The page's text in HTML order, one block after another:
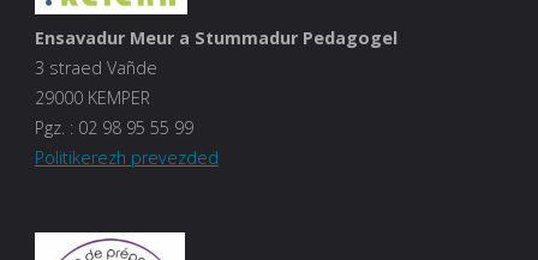
Ensavadur Meur a Stummadur Pedagogel
3 straed Vañde
29000 KEMPER
Pgz. :02 98 95 55 99
Politikerezh prevezded